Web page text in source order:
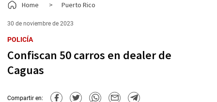
Home > Puerto Rico
30 de noviembre de 2023
POLICÍA
Confiscan 50 carros en dealer de
Caguas
Compartir en: